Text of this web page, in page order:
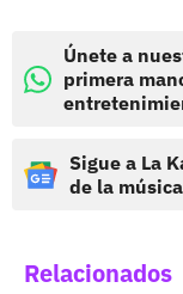
Únete a
primera
Sigue a La
de la música
Relacionados